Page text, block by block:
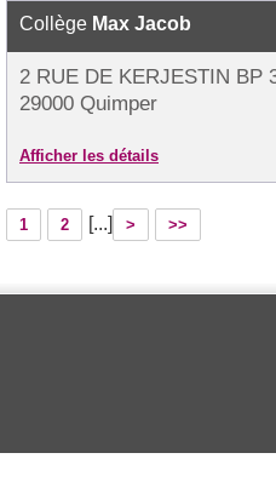
Collège Max Jacob
2 RUE DE KERJESTIN BP
29000 Quimper
Afficher les détails
1 2 [...] > >>